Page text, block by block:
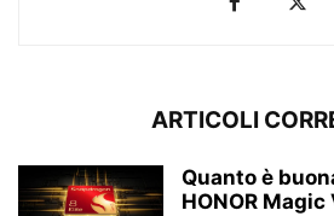
ARTICOLI
Quanto è
HONOR Magic